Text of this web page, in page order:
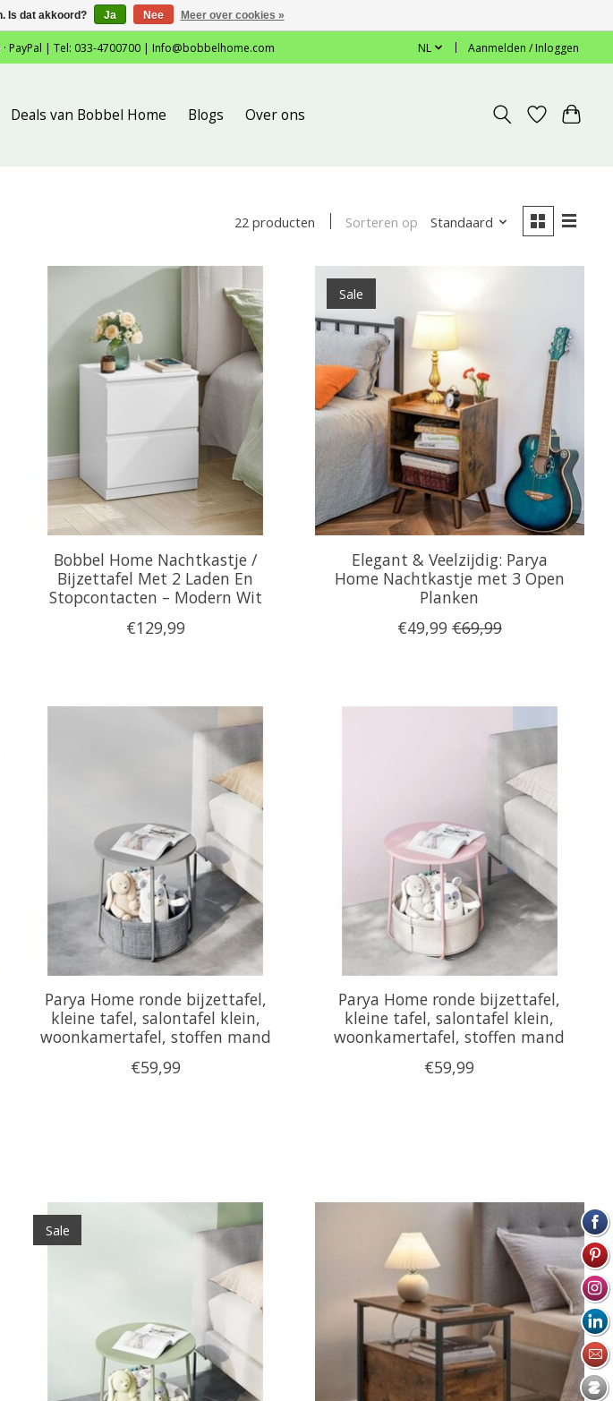
PayPal | Tel: 033-4700700 | Info@bobbelhome.com NL Aanmelden / Inloggen
Deals van Bobbel Home Blogs Over ons
22 producten Sorteren op Standaard
Bobbel Home Nachtkastje /
Bijzettafel Met 2 Laden En
Stopcontacten – Modern Wit
€129,99
Sale
Elegant & Veelzijdig: Parya
Home Nachtkastje met 3 Open
Planken
€49,99 €69,99
Parya Home ronde bijzettafel,
kleine tafel, salontafel klein,
woonkamertafel, stoffen mand
€59,99
Parya Home ronde bijzettafel,
kleine tafel, salontafel klein,
woonkamertafel, stoffen mand
€59,99
Sale
Is dat akkoord? Ja Nee Meer over cookies »